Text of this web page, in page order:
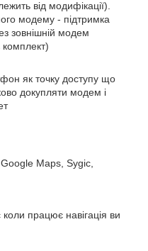
від модифікації).
модему - підтримка
зовнішній модем
як точку доступу що
докупляти модем і
Maps, Sygic,
працює навігація ви